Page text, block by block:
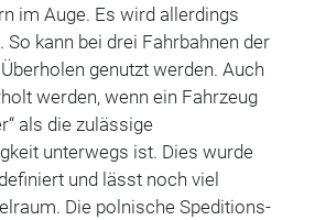
im Auge. Es wird allerdings
So kann bei drei Fahrbahnen der
genutzt werden. Auch
werden, wenn ein Fahrzeug
als die zulässige
unterwegs ist. Dies wurde
und lässt noch viel
Die polnische Speditions-